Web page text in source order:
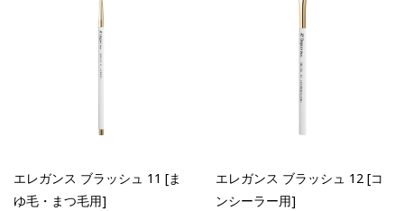
エレガンス ブラッシュ 11 [ま
ゆ毛・まつ毛用]
エレガンス ブラッシュ 12 [コ
ンシーラー用]